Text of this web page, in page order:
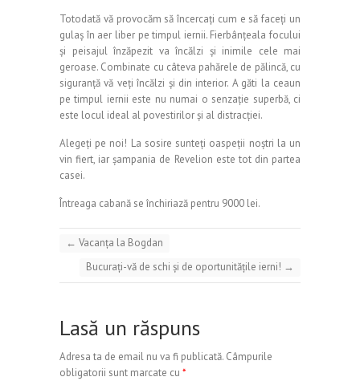
Totodată vă provocăm să încercați cum e să faceți un
gulaș în aer liber pe timpul iernii. Fierbânțeala focului
și peisajul înzăpezit va încălzi și inimile cele mai
geroase. Combinate cu câteva pahărele de pălincă, cu
siguranță vă veți încălzi și din interior. A găti la ceaun
pe timpul iernii este nu numai o senzație superbă, ci
este locul ideal al povestirilor și al distracției.
Alegeți pe noi! La sosire sunteți oaspeții noștri la un
vin fiert, iar șampania de Revelion este tot din partea
casei.
Întreaga cabană se închiriază pentru 9000 lei.
← Vacanța la Bogdan
Bucurați-vă de schi şi de oportunităţile ierni! →
Lasă un răspuns
Adresa ta de email nu va fi publicată. Câmpurile
obligatorii sunt marcate cu *